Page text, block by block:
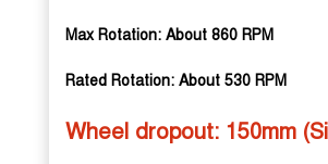
Max Rotation: About 860 RPM
Rated Rotation: About 530 RPM
Wheel dropout: 150mm